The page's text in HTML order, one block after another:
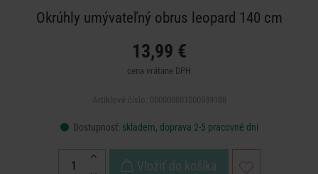
Okrúhly umývateľný obrus leopard 140 cm
13,99 €
cena vrátane DPH
Dostupnosť: skladem, doprava 2-5 pracovné dni
Vložiť do košíka